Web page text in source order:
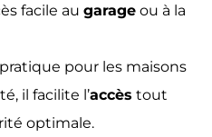
facile au garageou à la
pour les maisons
il facilite l’accès tout
optimale.